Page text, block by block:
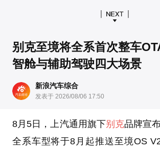
别克至境将全系首次整车
智舱与辅助驾驶四大场景
新浪汽车综合
发表于 2026/08/06 17:50
8月5日，上汽通用旗下别克品牌宣
全系车型将于8月起推送至境OS